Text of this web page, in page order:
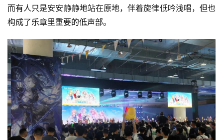
休
闲
游
戏
2
0
2
5
第
十
而有人只是安安静静地站在原地，伴着旋律低吟浅唱，但也
构成了乐章里重要的低声部。